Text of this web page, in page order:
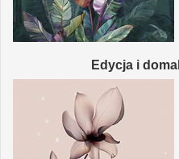
Edycja i